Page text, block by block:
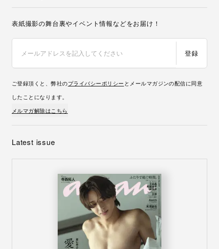
表紙撮影の舞台裏やイベント情報などをお届け！
登録
ご登録頂くと、弊社のプライバシーポリシー とメールマガジンの配信に同意
したことになります。
メルマガ解除はこちら
Latest issue